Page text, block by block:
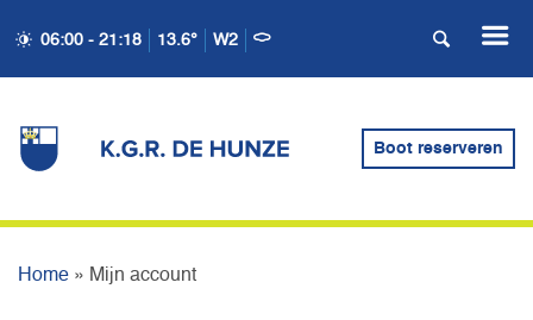
06:00 - 21:18 13.6° W2
Boot reserveren
Home » Mijn account